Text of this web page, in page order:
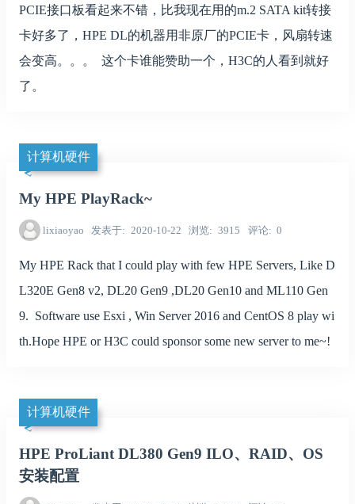
PCIE接口板看起来不错，比我现在用的m.2 SATA kit转接
卡好多了，HPE DL的机器用非原厂的PCIE卡，风扇转速
会变高。。。 这个卡谁能赞助一个，H3C的人看到就好
了。
计算机硬件
My HPE PlayRack~
lixiaoyao 发表于 2020-10-22 浏览 3915 评论 0
My HPE Rack that I could play with few HPE Servers, Like D
L320E Gen8 v2, DL20 Gen9 ,DL20 Gen10 and ML110 Gen
9. Software use Esxi , Win Server 2016 and CentOS 8 play wi
th.Hope HPE or H3C could sponsor some new server to me~!
计算机硬件
HPE ProLiant DL380 Gen9 ILO、RAID、OS
安装配置